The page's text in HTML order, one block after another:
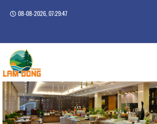
08-08-2026, 07:29:47